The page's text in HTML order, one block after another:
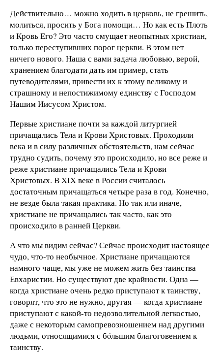
Действительно… можно ходить в церковь, не грешить,
молиться, просить у Бога помощи… Но как есть Плоть
и Кровь Его? Это часто смущает неопытных христиан,
только переступивших порог церкви. В этом нет
ничего нового. Наша с вами задача любовью, верой,
хранением благодати дать им пример, стать
путеводителями, привести их к этому великому и
страшному и непостижимому единству с Господом
Нашим Иисусом Христом.
Первые христиане почти за каждой литургией
причащались Тела и Крови Христовых. Проходили
века и в силу различных обстоятельств, нам сейчас
трудно судить, почему это происходило, но все реже и
реже христиане причащались Тела и Крови
Христовых. В XIX веке в России считалось
достаточным причащаться четыре раза в год. Конечно,
не везде была такая практика. Но так или иначе,
христиане не причащались так часто, как это
происходило в ранней Церкви.
А что мы видим сейчас? Сейчас происходит настоящее
чудо, что-то необычное. Христиане причащаются
намного чаще, мы уже не можем жить без таинства
Евхаристии. Но существуют две крайности. Одна —
когда христиане очень редко приступают к таинству,
говорят, что это не нужно, другая — когда христиане
приступают с какой-то недозволительной легкостью,
даже с некоторым самопревозношением над другими
людьми, относящимися с бóльшим благоговением к
таинству.